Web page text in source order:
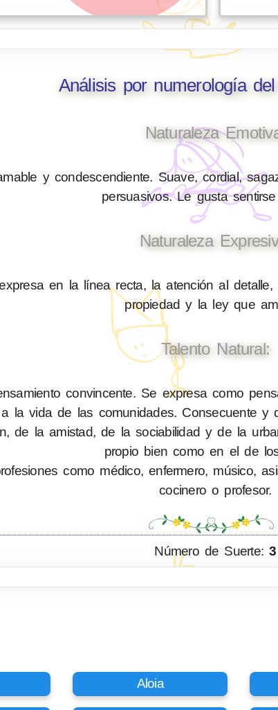
Análisis por numerología
Naturaleza
y condescendiente. Suave, cordial,
persuasivos. Le gusta
Naturaleza
en la línea recta, la atención al
propiedad y la ley que
Talento Natural:
convincente. Se expresa como
la vida de las comunidades. Consecuente y
de la amistad, de la sociabilidad y de la
propio bien como en el de
como médico, enfermero, músico,
cocinero o profesor.
Número de Suerte:3
Aloia